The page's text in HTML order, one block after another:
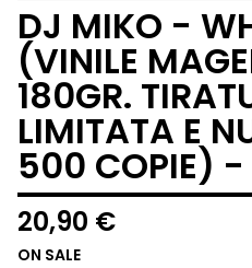
DJ MIKO -
(VINILE
180GR.
LIMITATA E
500 COPIE)
20,90 €
ON SALE